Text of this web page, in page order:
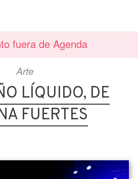
fuera de Agenda
Arte
LÍQUIDO, DE
FUERTES